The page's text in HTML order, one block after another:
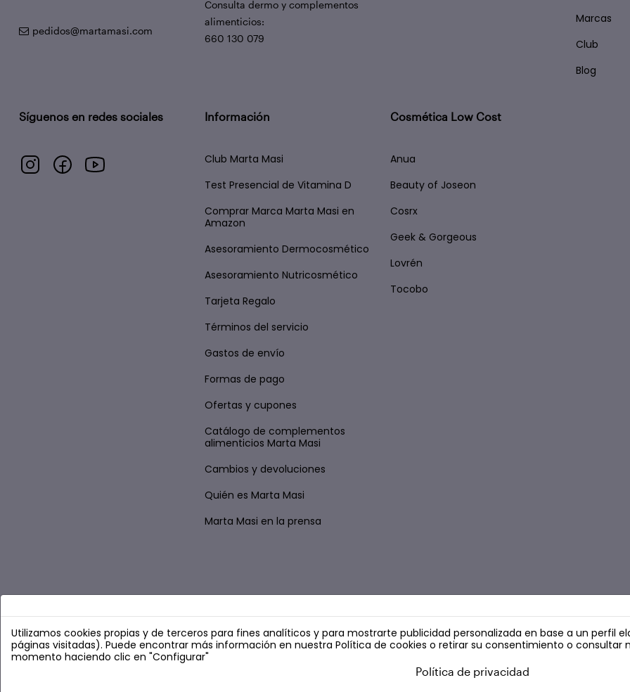
pedidos@martamasi.com
Consulta dermo y complementos
alimenticios:
660 130 079
Marcas
Club
Blog
Síguenos en redes sociales Información
Club Marta Masi
Test Presencial de Vitamina D
Comprar Marca Marta Masi en
Amazon
Asesoramiento Dermocosmético
Asesoramiento Nutricosmético
Tarjeta Regalo
Términos del servicio
Gastos de envío
Formas de pago
Ofertas y cupones
Catálogo de complementos
alimenticios Marta Masi
Cambios y devoluciones
Quién es Marta Masi
Marta Masi en la prensa
Cosmética Low Cost
Anua
Beauty of Joseon
Cosrx
Geek & Gorgeous
Lovrén
Tocobo
Utilizamos cookies propias y de terceros para fines analíticos y para mostrarte publicidad personalizada en base a un perfil
páginas visitadas). Puede encontrar más información en nuestra Política de cookies o retirar su consentimiento o consultar
momento haciendo clic en "Configurar"
Política de privacidad